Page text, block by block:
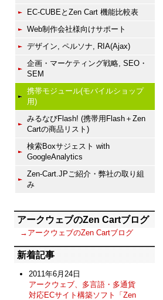
EC-CUBEとZen Cart 機能比較表
Web制作会社様向けサポート
デザイン, ペルソナ, RIA(Ajax)
企画・マーケティング戦略, SEO・
SEM
携帯モジュール(モバイルショップ
用)
みるなびFlash! (携帯用Flash＋Zen
Cartの商品リスト)
検索Boxサジェスト with
GoogleAnalytics
Zen-Cart.JPご紹介・弊社の取り組
み
アークウェブのZen Cartブログ
→アークウェブのZen Cartブログ
新着記事
2011年6月24日
アークウェブ、多言語・多通貨
対応ECサイト構築ソフト「Zen